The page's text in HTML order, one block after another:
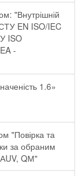
"Внутрішній
EN ISO/IEC
ISO
-
1.6»
"Повірка та
за обраним
QМ"